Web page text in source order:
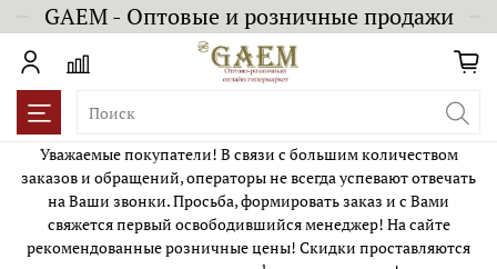
GAEM - Оптовые и розничные продажи
Уважаемые покупатели! В связи с большим количеством
заказов и обращений, операторы не всегда успевают отвечать
на Ваши звонки. Просьба, формировать заказ и с Вами
свяжется первый освободившийся менеджер! На сайте
рекомендованные розничные цены! Скидки проставляются